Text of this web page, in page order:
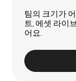
팀의 크기가
트, 에셋 라이
어요.